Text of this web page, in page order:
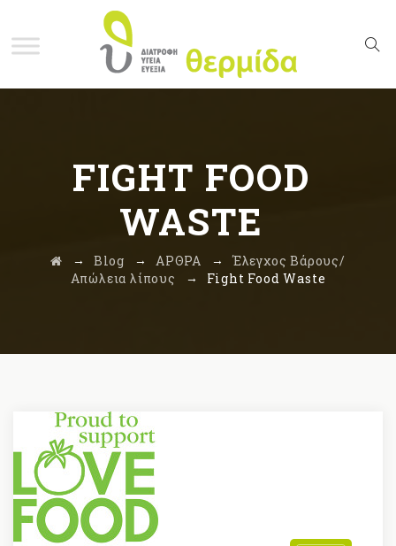
FIGHT FOOD
WASTE
→ Blog → ΑΡΘΡΑ → Έλεγχος Βάρους/
Απώλεια λίπους → Fight Food Waste